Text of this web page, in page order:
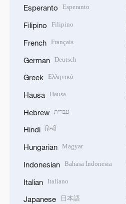
Esperanto Esperanto
Filipino Filipino
French Français
German Deutsch
Greek Ελληνικά
Hausa Hausa
Hebrew עברית
Hindi हिन्दी
Hungarian Magyar
Indonesian Bahasa Indonesia
Italian Italiano
Japanese 日本語